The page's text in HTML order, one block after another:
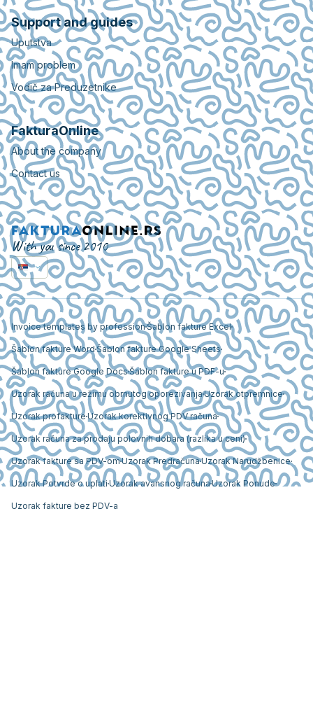
Support and guides
Uputstva
Imam problem
Vodič za Preduzetnike
FakturaOnline
About the company
Contact us
With you since 2010
Invoice templates by professionŠablon fakture Excel
Šablon fakture Word Šablon fakture Google Sheets
Šablon fakture Google DocsŠablon fakture u PDF-u
Uzorak računa u režimu obrnutog oporezivanjaUzorak otpremnice
Uzorak profakture Uzorak korektivnog PDV računa
Uzorak računa za prodaju polovnih dobara (razlika u ceni)
Uzorak fakture sa PDV-omUzorak PredračunaUzorak Narudžbenice
Uzorak Potvrde o uplati Uzorak avansnog računaUzorak Ponude
Uzorak fakture bez PDV-a